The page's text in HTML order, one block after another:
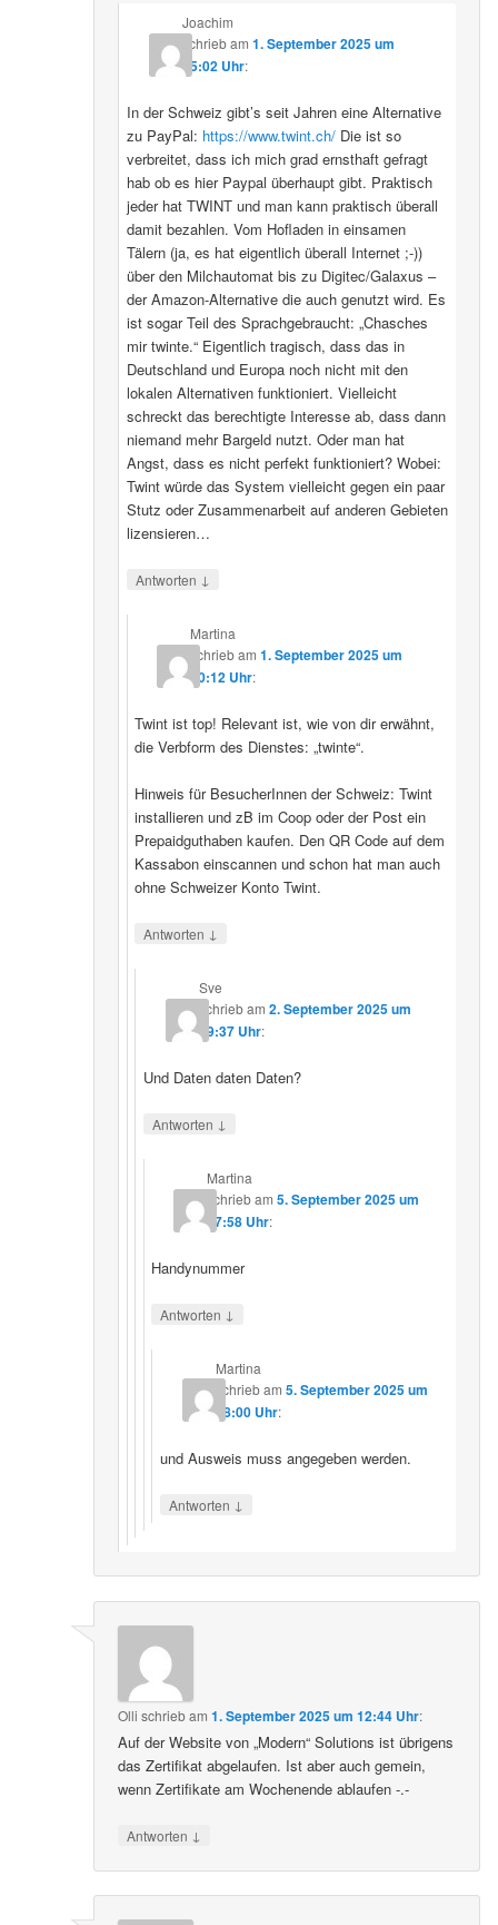
Joachim
schriebam 1. September 2025 um
15:02 Uhr:
In der Schweiz gibt’s seit Jahren eine Alternative
zu PayPal: https://www.twint.ch/Die ist so
verbreitet, dass ich mich grad ernsthaft gefragt
hab ob es hier Paypal überhaupt gibt. Praktisch
jeder hat TWINT und man kann praktisch überall
damit bezahlen. Vom Hofladen in einsamen
Tälern (ja, es hat eigentlich überall Internet ;-))
über den Milchautomat bis zu Digitec/Galaxus –
der Amazon-Alternative die auch genutzt wird. Es
ist sogar Teil des Sprachgebraucht: „Chasches
mir twinte.“ Eigentlich tragisch, dass das in
Deutschland und Europa noch nicht mit den
lokalen Alternativen funktioniert. Vielleicht
schreckt das berechtigte Interesse ab, dass dann
niemand mehr Bargeld nutzt. Oder man hat
Angst, dass es nicht perfekt funktioniert? Wobei:
Twint würde das System vielleicht gegen ein paar
Stutz oder Zusammenarbeit auf anderen Gebieten
lizensieren…
Antworten ↓
Martina
schriebam1. September 2025 um
20:12 Uhr:
Twint ist top! Relevant ist, wie von dir erwähnt,
die Verbform des Dienstes: „twinte“.
Hinweis für BesucherInnen der Schweiz: Twint
installieren und zB im Coop oder der Post ein
Prepaidguthaben kaufen. Den QR Code auf dem
Kassabon einscannen und schon hat man auch
ohne Schweizer Konto Twint.
Antworten ↓
Sve
schriebam 2. September 2025 um
19:37 Uhr:
Und Daten daten Daten?
Antworten ↓
Martina
schriebam5. September 2025 um
17:58 Uhr:
Handynummer
Antworten ↓
Martina
schriebam 5. September 2025 um
18:00 Uhr:
und Ausweis muss angegeben werden.
Antworten ↓
Olli schriebam1. September 2025 um 12:44 Uhr:
Auf der Website von „Modern“ Solutions ist übrigens
das Zertifikat abgelaufen. Ist aber auch gemein,
wenn Zertifikate am Wochenende ablaufen -.-
Antworten ↓